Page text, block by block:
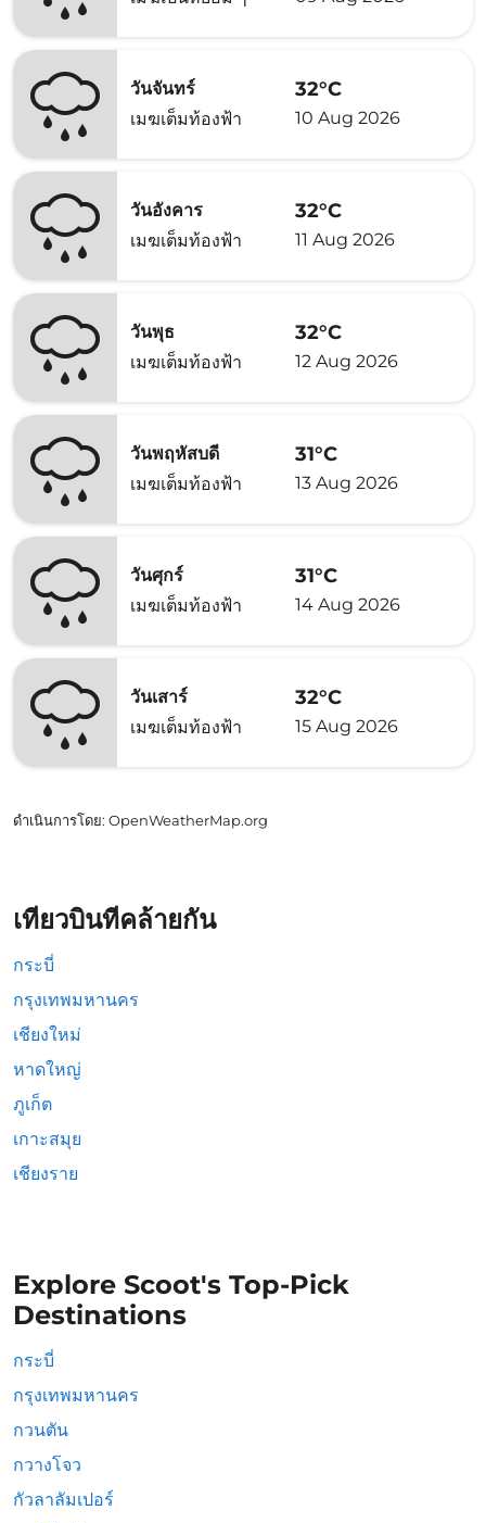
วันจันทร์
เมฆเต็มท้องฟ้า
32°C
10 Aug 2026
วันอังคาร
เมฆเต็มท้องฟ้า
32°C
11 Aug 2026
วันพุธ
เมฆเต็มท้องฟ้า
32°C
12 Aug 2026
วันพฤหัสบดี
เมฆเต็มท้องฟ้า
31°C
13 Aug 2026
วันศุกร์
เมฆเต็มท้องฟ้า
31°C
14 Aug 2026
วันเสาร์
เมฆเต็มท้องฟ้า
32°C
15 Aug 2026
ดำเนินการโดย: OpenWeatherMap.org
เที่ยวบินที่คล้ายกัน
กระบี่
กรุงเทพมหานคร
เชียงใหม่
หาดใหญ่
ภูเก็ต
เกาะสมุย
เชียงราย
Explore Scoot's Top-Pick
Destinations
กระบี่
กรุงเทพมหานคร
กวนตัน
กวางโจว
กัวลาลัมเปอร์